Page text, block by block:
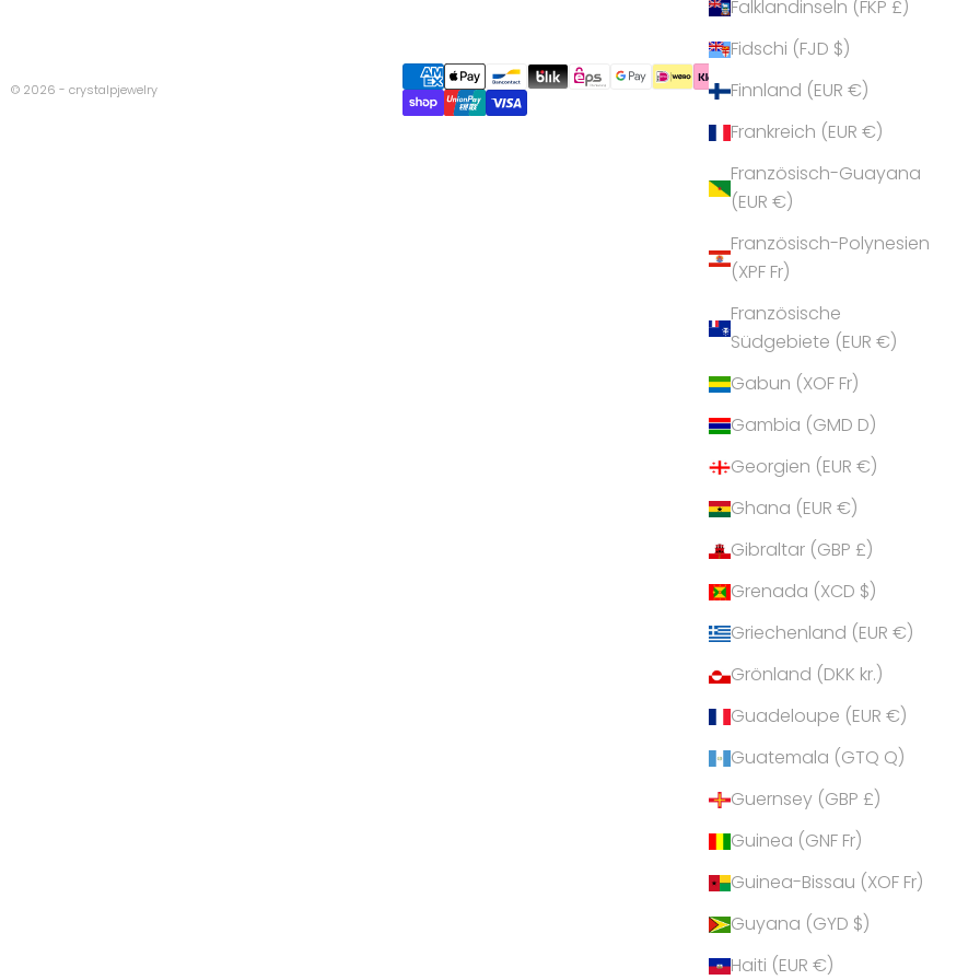
Falklandinseln (FKP £)
Fidschi (FJD $)
Finnland (EUR €)
Frankreich (EUR €)
Französisch-Guayana
(EUR €)
Französisch-Polynesien
(XPF Fr)
Französische
Südgebiete (EUR €)
Gabun (XOF Fr)
Gambia (GMD D)
Georgien (EUR €)
Ghana (EUR €)
Gibraltar (GBP £)
Grenada (XCD $)
Griechenland (EUR €)
Grönland (DKK kr.)
Guadeloupe (EUR €)
Guatemala (GTQ Q)
Guernsey (GBP £)
Guinea (GNF Fr)
Guinea-Bissau (XOF Fr)
Guyana (GYD $)
Haiti (EUR €)
© 2026 - crystalpjewelry